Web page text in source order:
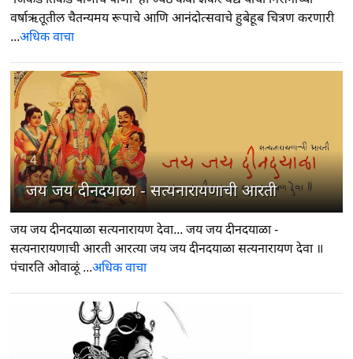
वर्षाऋतूतील चैतन्यमय रूपाचे आणि आनंदोत्सवाचे हुबेहूब चित्रण करणारी
...अधिक वाचा
4
जय जय दीनदयाळा - सत्यनारायणाची आरती
जय जय दीनदयाळा सत्यनारायण देवा... जय जय दीनदयाळा -
सत्यनारायणाची आरती आरत्या जय जय दीनदयाळा सत्यनारायण देवा ॥
पंचारति ओवाळूं ...अधिक वाचा